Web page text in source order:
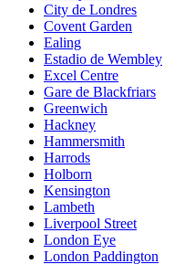
City de Londres
Covent Garden
Ealing
Estadio de Wembley
Excel Centre
Gare de Blackfriars
Greenwich
Hackney
Hammersmith
Harrods
Holborn
Kensington
Lambeth
Liverpool Street
London Eye
London Paddington